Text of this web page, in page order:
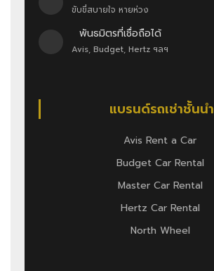
ขับขี่สบายใจ หายห่วง
พันธมิตรที่เชื่อถือได้
Avis, Budget, Hertz ฯลฯ
แบรนด์รถเช่าชั้นนำ
Avis Rent a Car
Budget Car Rental
Master Car Rental
Hertz Car Rental
North Wheel